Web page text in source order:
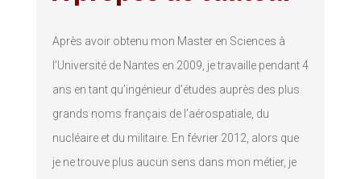
Après avoir obtenu mon Master en Sciences à
l’Université de Nantes en 2009, je travaille pendant 4
ans en tant qu’ingénieur d’études auprès des plus
grands noms français de l’aérospatiale, du
nucléaire et du militaire. En février 2012, alors que
je ne trouve plus aucun sens dans mon métier, je